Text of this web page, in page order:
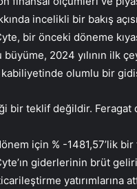
incelikli bir bakış
bir önceki döneme
2024 yılının ilk
olumlu bir
bir teklif değildir. Feragat
için % -1481,57’lik bir
giderlerinin brüt
yatırımlarına